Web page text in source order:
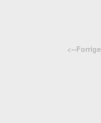
<--Forrige